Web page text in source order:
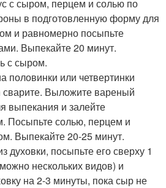
с сыром, перцем и солью по
в подготовленную форму для
и равномерно посыпьте
Выпекайте 20 минут.
с сыром.
половинки или четвертинки
сварите. Выложите вареный
выпекания и залейте
Посыпьте солью, перцем и
Выпекайте 20-25 минут.
духовки, посыпьте его сверху 1
нескольких видов) и
на 2-3 минуты, пока сыр не